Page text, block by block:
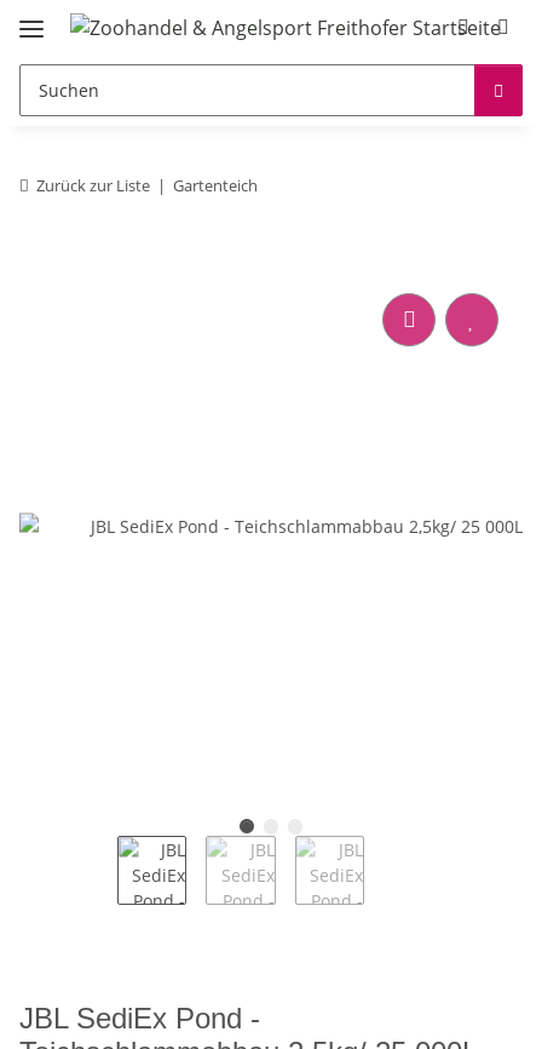
Zurück zur Liste Gartenteich
JBL SediEx Pond -